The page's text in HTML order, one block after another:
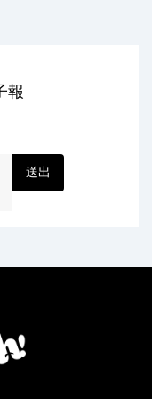
報
送出